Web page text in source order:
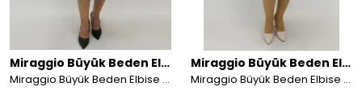
Miraggio Büyük Beden Elbise
Miraggio Büyük Beden Elbise 99953 SİYAH
Miraggio Büyük Beden Elbise
Miraggio Büyük Beden Elbise 4692